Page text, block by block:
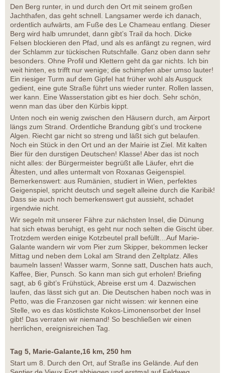
Den Berg runter, in und durch den Ort mit seinem großen
Jachthafen, das geht schnell. Langsamer werde ich danach,
ordentlich aufwärts, am Fuße des Le Chameau entlang. Dieser
Berg wird halb umrundet, dann gibt’s Trail da hoch. Dicke
Felsen blockieren den Pfad, und als es anfängt zu regnen, wird
der Schlamm zur tückischen Rutschfalle. Ganz oben dann sehr
besonders. Ohne Profil und Klettern geht da gar nichts. Ich bin
weit hinten, es trifft nur wenige; die schimpfen aber umso lauter!
Ein riesiger Turm auf dem Gipfel hat früher wohl als Ausguck
gedient, eine gute Straße führt uns wieder runter. Rollen lassen,
wer kann. Eine Wasserstation gibt es hier doch. Sehr schön,
wenn man das über den Kürbis kippt.
Unten noch ein wenig zwischen den Häusern durch, am Airport
längs zum Strand. Ordentliche Brandung gibt’s und trockene
Algen. Riecht gar nicht so streng und läßt sich gut belaufen.
Noch ein Stück in den Ort und an der Mairie ist Ziel. Mit kalten
Bier für den durstigen Deutschen! Klasse! Aber das ist noch
nicht alles: der Bürgermeister begrüßt alle Läufer, ehrt die
Ältesten, und alles untermalt von Roxanas Geigenspiel.
Bemerkenswert: aus Rumänien, studiert in Wien, perfektes
Geigenspiel, spricht deutsch und segelt alleine durch die Karibik!
Dass sie auch noch bemerkenswert gut aussieht, schadet
irgendwie nicht.
Wir segeln mit unserer Fähre zur nächsten Insel, die Dünung
hat sich etwas beruhigt, es geht nur noch selten die Gischt über.
Trotzdem werden einige Kotzbeutel prall befüllt…Auf Marie-
Galante wandern wir vom Pier zum Skipper, bekommen lecker
Mittag und neben dem Lokal am Strand den Zeltplatz. Alles
baumeln lassen! Wasser warm, Sonne satt, Duschen hats auch,
Kaffee, Bier, Punsch. So kann man sich gut erholen! Briefing
sagt, ab 6 gibt’s Frühstück, Abreise erst um 4. Dazwischen
laufen, das lässt sich gut an. Die Deutschen haben noch was in
Petto, was die Franzosen gar nicht wissen: wir kennen eine
Stelle, wo es das köstlichste Kokos-Limonensorbet der Insel
gibt! Das verraten wir niemand! So beschließen wir einen
herrlichen, ereignisreichen Tag.
Tag 5, Marie-Galante,16 km, 250 hm
Start um 8. Durch den Ort, auf Straße ins Gelände. Auf den